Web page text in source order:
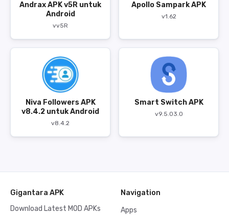
Andrax APK v5R untuk
Android
vv5R
Apollo Sampark APK
v1.62
Niva Followers APK
v8.4.2 untuk Android
v8.4.2
Smart Switch APK
v9.5.03.0
Gigantara APK
Download Latest MOD APKs
Navigation
Apps